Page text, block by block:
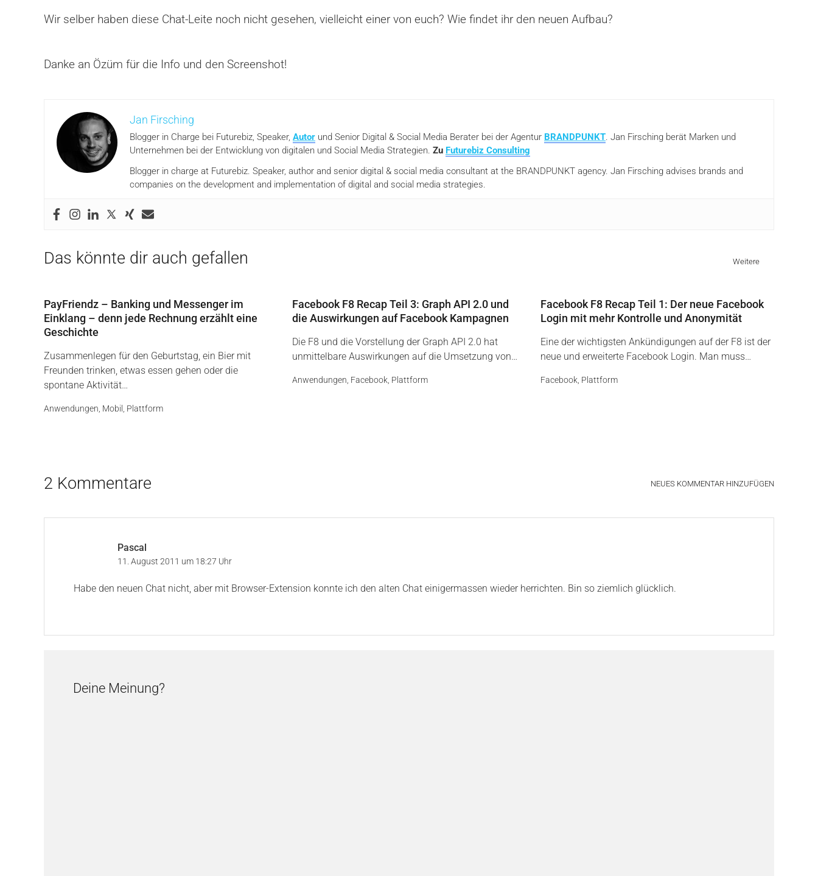
Wir selber haben diese Chat-Leite noch nicht gesehen, vielleicht einer von euch? Wie findet ihr den neuen Aufbau?
Danke an Özüm für die Info und den Screenshot!
Jan Firsching
Blogger in Charge bei Futurebiz, Speaker, Autor und Senior Digital & Social Media Berater bei der Agentur BRANDPUNKT. Jan Firsching berät Marken und
Unternehmen bei der Entwicklung von digitalen und Social Media Strategien. Zu Futurebiz Consulting
Blogger in charge at Futurebiz. Speaker, author and senior digital & social media consultant at the BRANDPUNKT agency. Jan Firsching advises brands and
companies on the development and implementation of digital and social media strategies.
Das könnte dir auch gefallen Weitere
PayFriendz – Banking und Messenger im
Einklang – denn jede Rechnung erzählt eine
Geschichte
Zusammenlegen für den Geburtstag, ein Bier mit
Freunden trinken, etwas essen gehen oder die
spontane Aktivität…
Anwendungen Mobil Plattform
Facebook F8 Recap Teil 3: Graph API 2.0 und
die Auswirkungen auf Facebook Kampagnen
Die F8 und die Vorstellung der Graph API 2.0 hat
unmittelbare Auswirkungen auf die Umsetzung von…
Anwendungen Facebook Plattform
Facebook F8 Recap Teil 1: Der neue Facebook
Login mit mehr Kontrolle und Anonymität
Eine der wichtigsten Ankündigungen auf der F8 ist der
neue und erweiterte Facebook Login. Man muss…
Facebook Plattform
2 Kommentare NEUES KOMMENTAR HINZUFÜGEN
Pascal
11. August 2011 um 18:27 Uhr
Habe den neuen Chat nicht, aber mit Browser-Extension konnte ich den alten Chat einigermassen wieder herrichten. Bin so ziemlich glücklich.
Deine Meinung?